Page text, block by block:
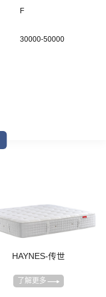
F
30000-50000
HAYNES-传世
了解更多